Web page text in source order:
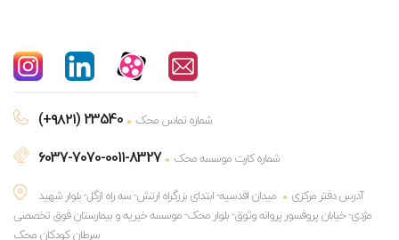
(+۹۸۲۱) 23540 شماره تماس محک
6037-7070-0011-8327
شماره کارت موسسه محک
آدرس دفتر مرکزی
میدان اقدسیه- ابتدای بزرگراه ارتش- سه راه ازگل- بلوار شهید
مژدی- خیابان پروفسور پروانه وثوق- بلوار محک- موسسه خیریه و بیمارستان فوق تخصصی
سرطان کودکان محک